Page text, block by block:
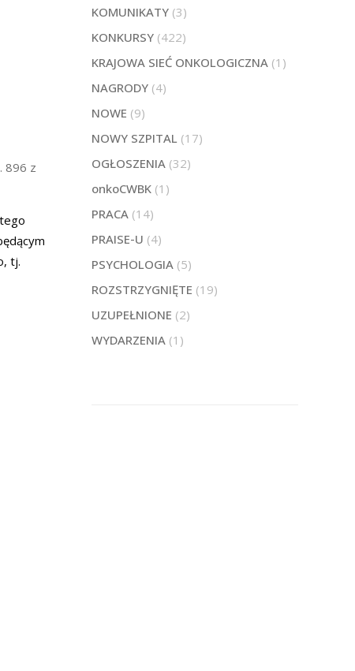
896 z
tj.
KOMUNIKATY(3)
KONKURSY(422)
KRAJOWA SIEĆ ONKOLOGICZNA(1)
NAGRODY(4)
NOWE (9)
NOWY SZPITAL(17)
OGŁOSZENIA(32)
onkoCWBK(1)
PRACA(14)
PRAISE-U (4)
PSYCHOLOGIA(5)
ROZSTRZYGNIĘTE (19)
UZUPEŁNIONE (2)
WYDARZENIA(1)